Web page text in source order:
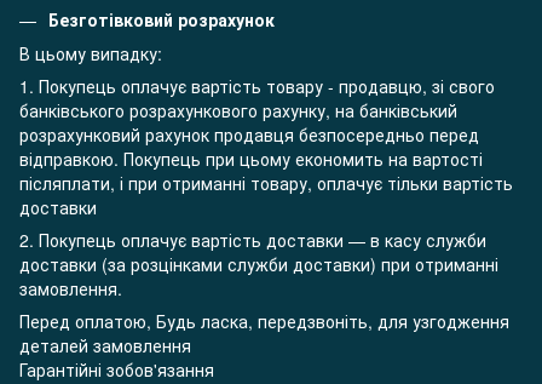
Безготівковий розрахунок
В цьому випадку:
1. Покупець оплачує вартість товару - продавцю, зі свого
банківського розрахункового рахунку, на банківський
розрахунковий рахунок продавця безпосередньо перед
відправкою. Покупець при цьому економить на вартості
післяплати, і при отриманні товару, оплачує тільки вартість
доставки
2. Покупець оплачує вартість доставки — в касу служби
доставки (за розцінками служби доставки) при отриманні
замовлення.
Перед оплатою, Будь ласка, передзвоніть, для узгодження
деталей замовлення
Гарантійні зобов'язання